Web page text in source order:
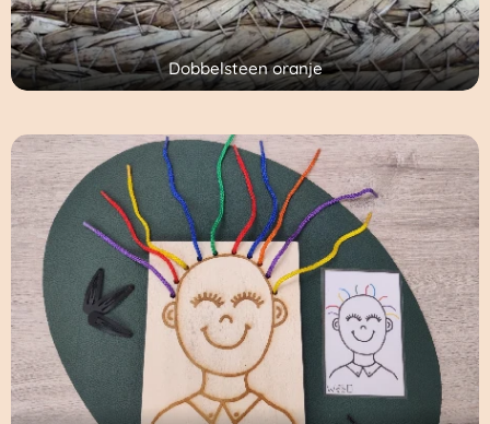
Dobbelsteen oranje